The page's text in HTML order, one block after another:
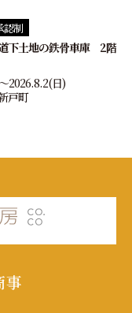
認制
下土地の鉄骨車庫 2階
2026.8.2(日)
戸町
事